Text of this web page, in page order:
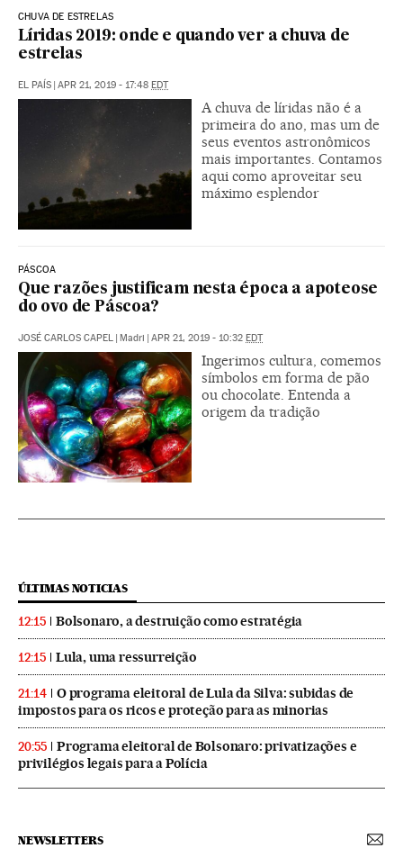
CHUVA DE ESTRELAS
Líridas 2019: onde e quando ver a chuva de
estrelas
EL PAÍS | APR 21, 2019 - 17:48 EDT
A chuva de líridas não é a
primeira do ano, mas um de
seus eventos astronômicos
mais importantes. Contamos
aqui como aproveitar seu
máximo esplendor
PÁSCOA
Que razões justificam nesta época a apoteose
do ovo de Páscoa?
JOSÉ CARLOS CAPEL | Madri | APR 21, 2019 - 10:32 EDT
Ingerimos cultura, comemos
símbolos em forma de pão
ou chocolate. Entenda a
origem da tradição
ÚLTIMAS NOTICIAS
12:15 Bolsonaro, a destruição como estratégia
12:15 Lula, uma ressurreição
21:14
O programa eleitoral de Lula da Silva: subidas de
impostos para os ricos e proteção para as minorias
20:55
Programa eleitoral de Bolsonaro: privatizações e
privilégios legais para a Polícia
NEWSLETTERS